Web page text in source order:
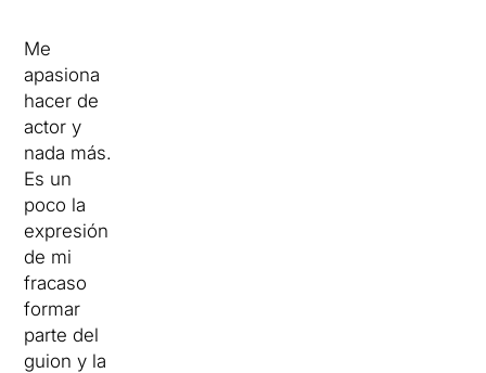
Me
apasiona
hacer de
actor y
nada más.
Es un
poco la
expresión
de mi
fracaso
formar
parte del
guion y la